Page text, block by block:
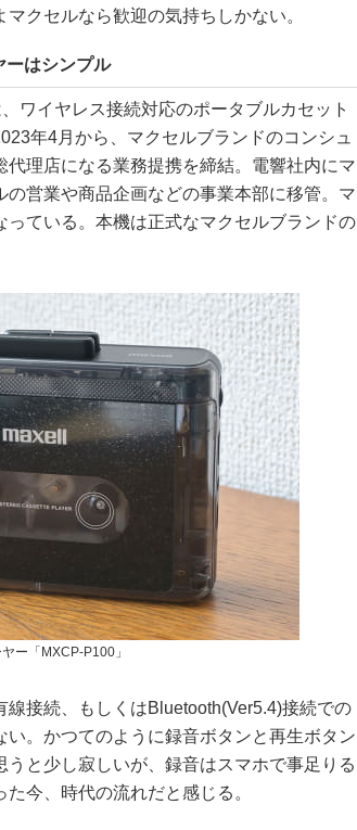
クセルなら歓迎の気持ちしかない。
ーはシンプル
ワイヤレス接続対応のポータブルカセット
年4月から、マクセルブランドのコンシュ
理店になる業務提携を締結。電響社内にマ
営業や商品企画などの事業本部に移管。マ
ている。本機は正式なマクセルブランドの
ー「MXCP-P100」
接続、もしくはBluetooth(Ver5.4)接続での
。かつてのように録音ボタンと再生ボタン
と少し寂しいが、録音はスマホで事足りる
今、時代の流れだと感じる。